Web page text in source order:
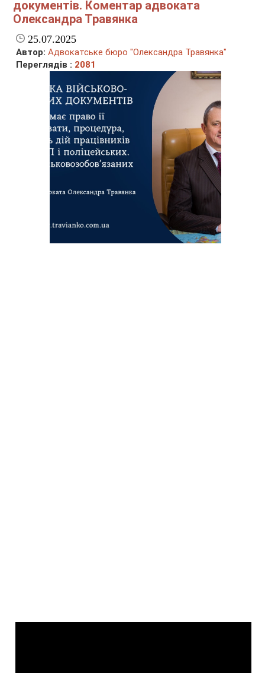
документів. Коментар адвоката
Олександра Травянка
25.07.2025
Автор: Адвокатське бюро "Олександра Травянка"
Переглядів : 2081